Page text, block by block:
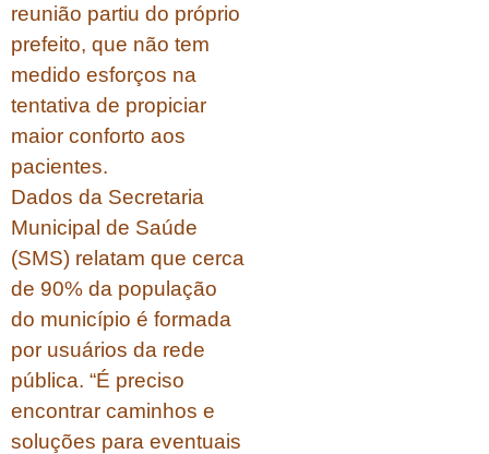
reunião partiu do próprio
prefeito, que não tem
medido esforços na
tentativa de propiciar
maior conforto aos
pacientes.
Dados da Secretaria
Municipal de Saúde
(SMS) relatam que cerca
de 90% da população
do município é formada
por usuários da rede
pública. “É preciso
encontrar caminhos e
soluções para eventuais